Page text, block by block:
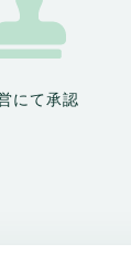
にて承認